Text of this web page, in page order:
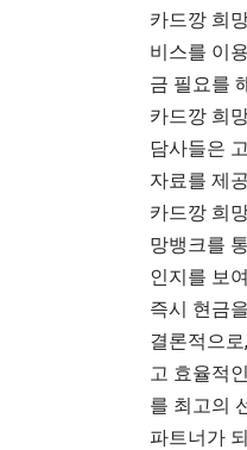
카드깡 희
비스를 이
금 필요를
카드깡 희
담사들은
자료를 제
카드깡 희
망뱅크를
인지를 보
즉시 현금
결론적으
고 효율적
를 최고의
파트너가